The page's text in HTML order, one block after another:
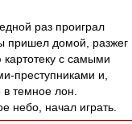
раз проиграл
пришел домой, разжег
с самыми
преступниками и,
в темное лон.
небо, начал играть.